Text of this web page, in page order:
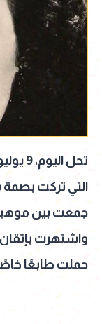
تحل اليوم، 9 يوليو، ذكرى رحيل الفنانة اللبنانية
التي تركت بصمة
جمعت بين موهبة
واشتهرت بإتقان
حملت طابعًا خاصًا